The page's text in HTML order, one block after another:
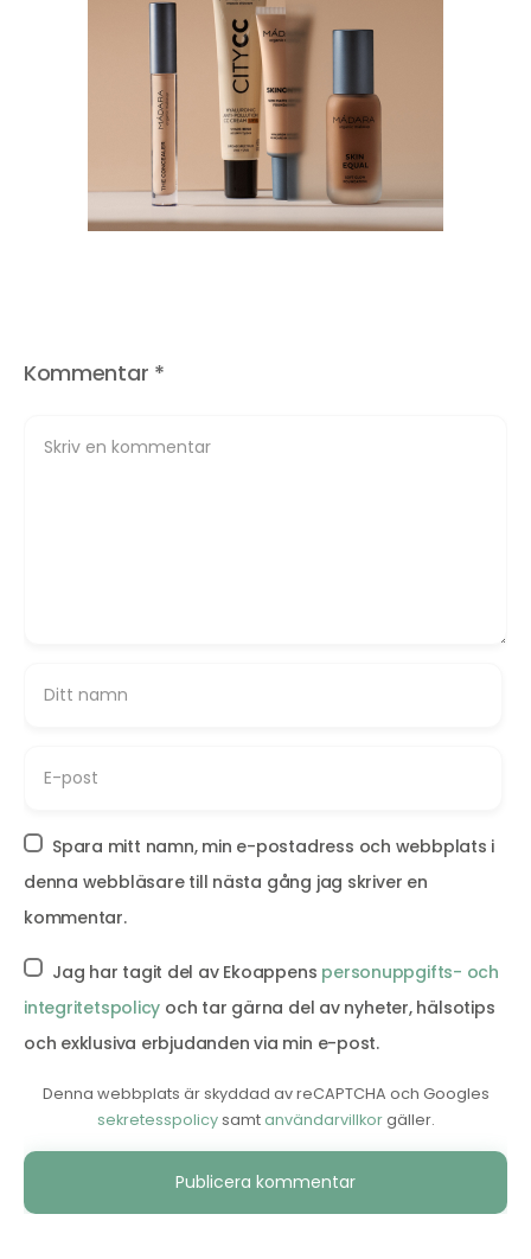
Kommentar *
Spara mitt namn, min e-postadress och webbplats i
denna webbläsare till nästa gång jag skriver en
kommentar.
Jag har tagit del av Ekoappens personuppgifts- och
integritetspolicy och tar gärna del av nyheter, hälsotips
och exklusiva erbjudanden via min e-post.
Denna webbplats är skyddad av reCAPTCHA och Googles
sekretesspolicysamtanvändarvillkorgäller.
Alternative: